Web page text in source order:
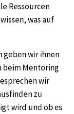
Ressourcen
was auf
geben wir ihnen
beim Mentoring
wir
zu
wird und ob es